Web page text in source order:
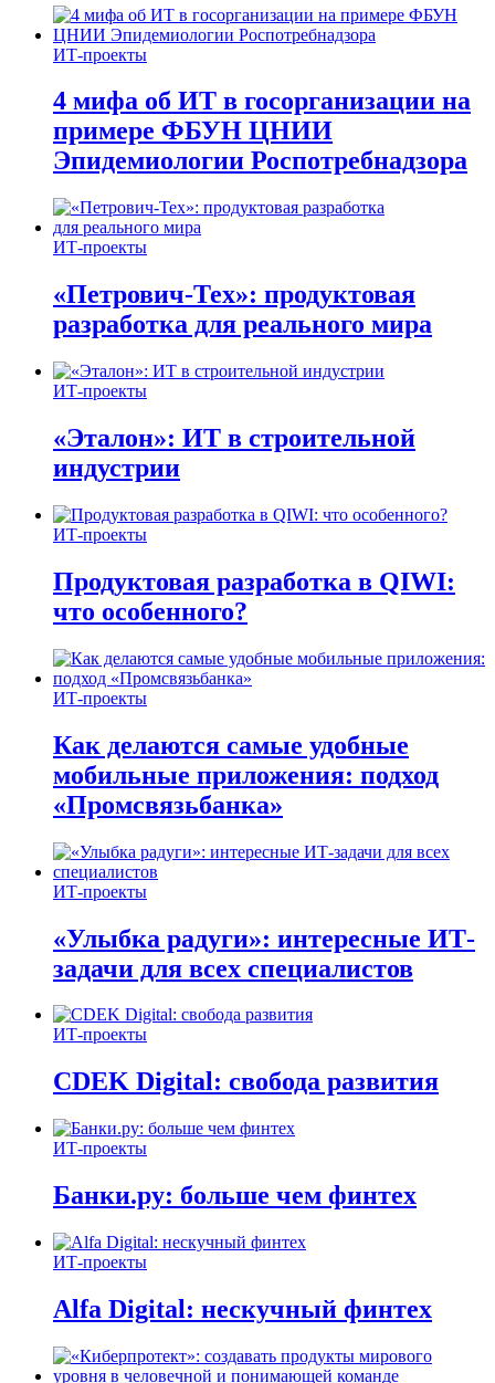
ИТ-проекты
4 мифа об ИТ в госорганизации на
примере ФБУН ЦНИИ
Эпидемиологии Роспотребнадзора
ИТ-проекты
«Петрович-Тех»: продуктовая
разработка для реального мира
ИТ-проекты
«Эталон»: ИТ в строительной
индустрии
ИТ-проекты
Продуктовая разработка в QIWI:
что особенного?
ИТ-проекты
Как делаются самые удобные
мобильные приложения: подход
«Промсвязьбанка»
ИТ-проекты
«Улыбка радуги»: интересные ИТ-
задачи для всех специалистов
ИТ-проекты
CDEK Digital: свобода развития
ИТ-проекты
Банки.ру: больше чем финтех
ИТ-проекты
Alfa Digital: нескучный финтех